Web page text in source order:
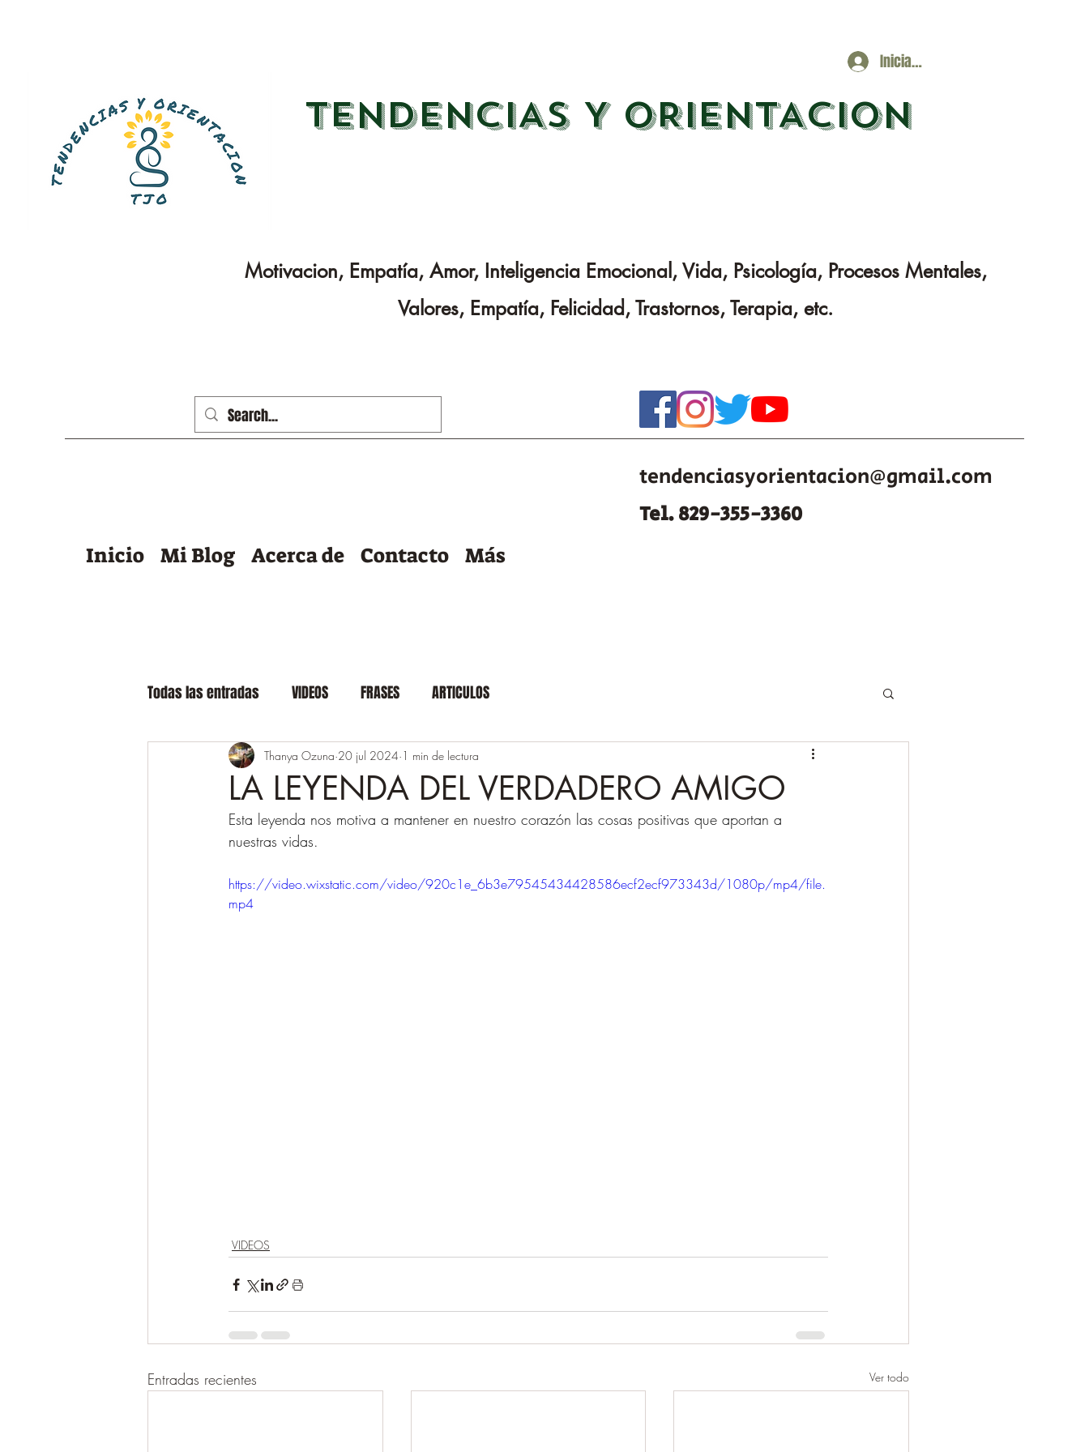
TENDENCIAS Y ORIENTACION
Motivacion, Empatía, Amor, Inteligencia Emocional, Vida, Psicología, Procesos Mentales,
Valores, Empatía, Felicidad, Trastornos, Terapia, etc.
Iniciar sesión
Inicio Mi Blog Acerca de Contacto Más
tendenciasyorientacion@gmail.com
Tel. 829-355-3360
Todas las entradas VIDEOS FRASES ARTICULOS
LA LEYENDA DEL VERDADERO AMIGO
Thanya Ozuna 20 jul 2024 1 min de lectura
Esta leyenda nos motiva a mantener en nuestro corazón las cosas positivas que aportan a
nuestras vidas.
https://video.wixstatic.com/video/920c1e_6b3e79545434428586ecf2ecf973343d/1080p/mp4/file.
mp4
VIDEOS
Entradas recientes Ver todo